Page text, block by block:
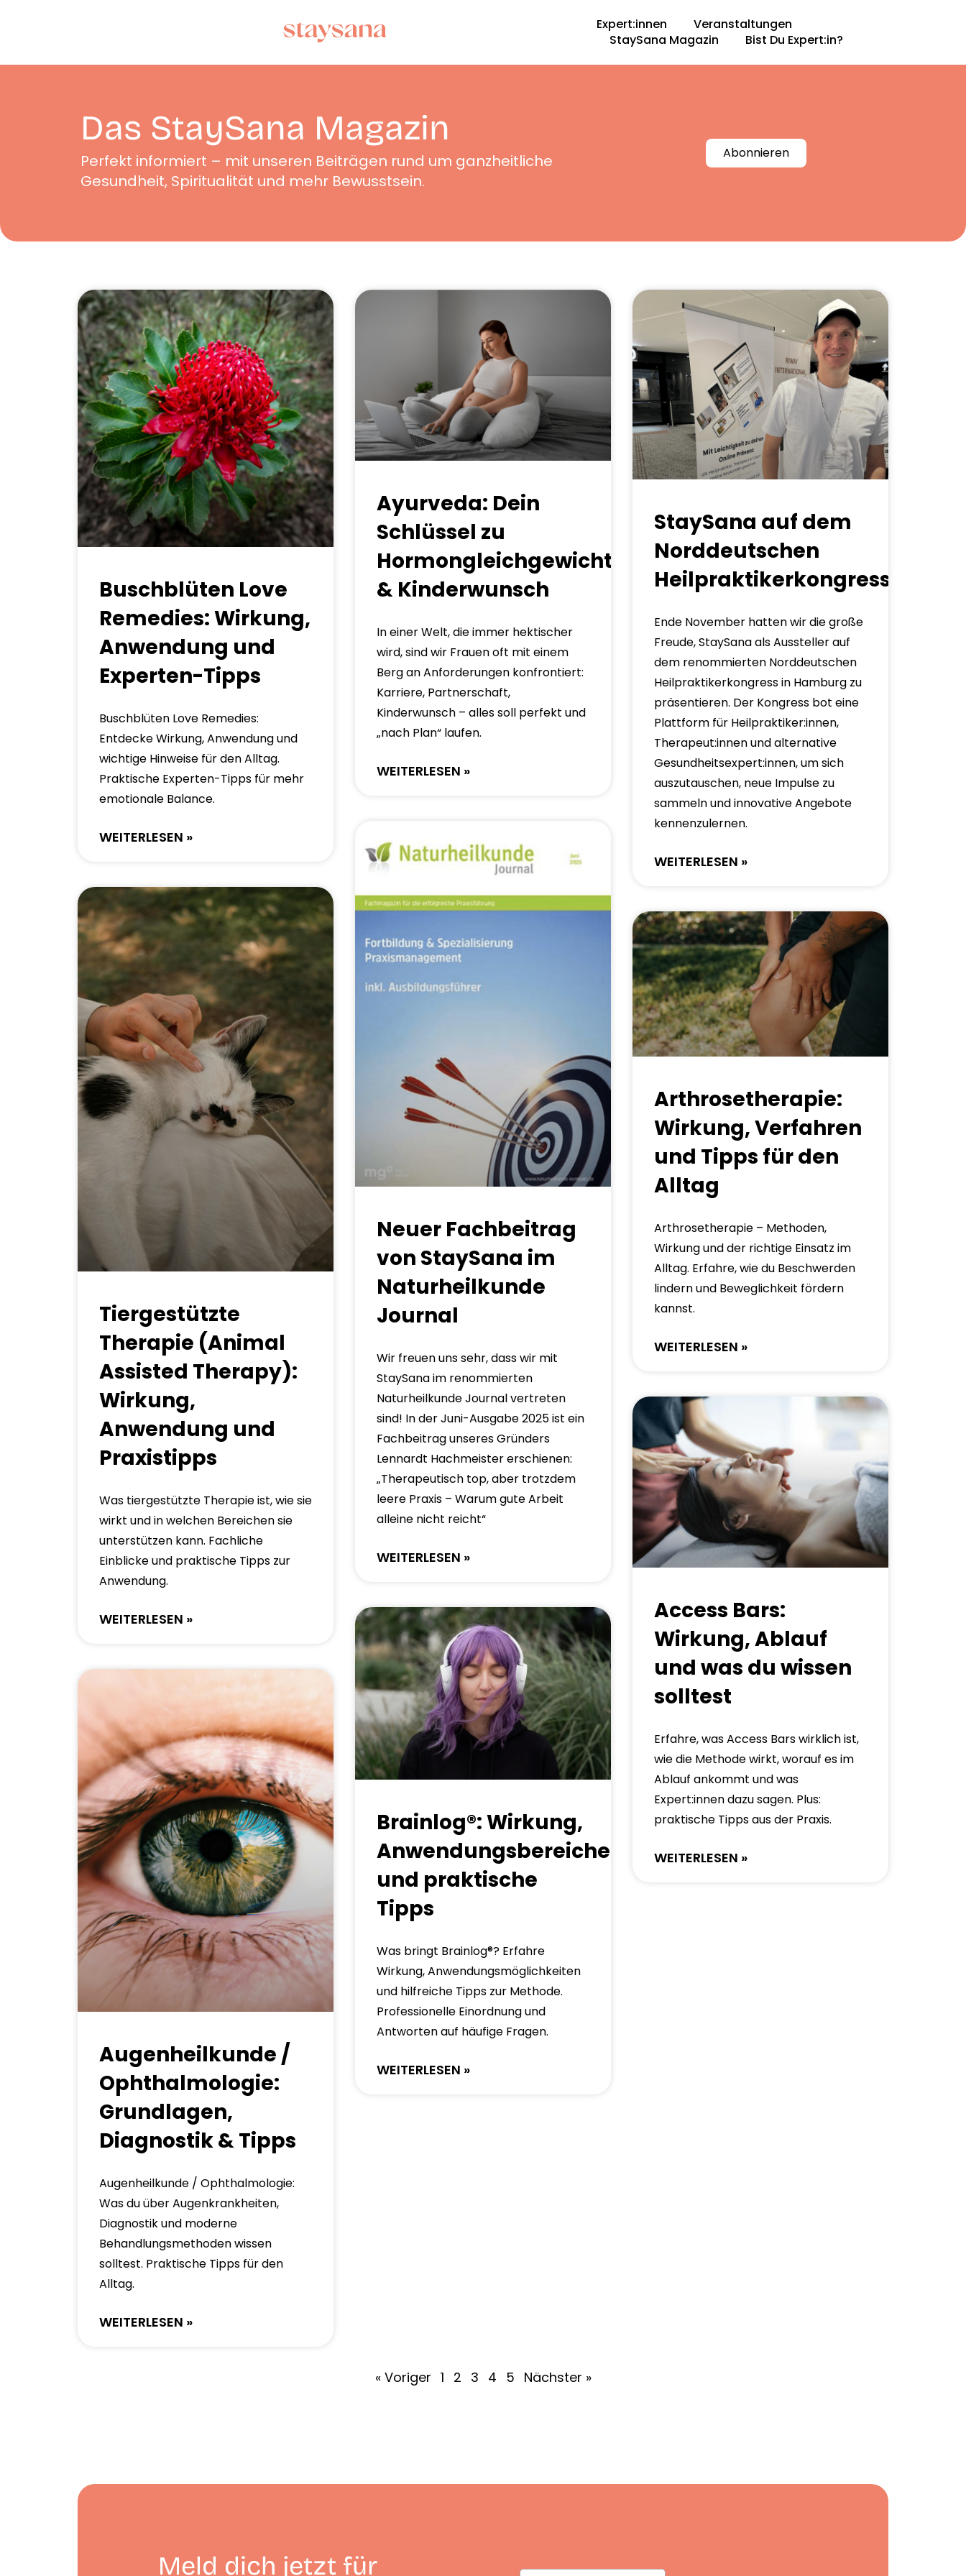
Expert:innen
Veranstaltungen
StaySana Magazin​
Bist Du Expert:in?
Das StaySana Magazin
Perfekt informiert – mit unseren Beiträgen rund um ganzheitliche
Gesundheit, Spiritualität und mehr Bewusstsein.
Abonnieren
Buschblüten Love
Remedies: Wirkung,
Anwendung und
Experten-Tipps
Buschblüten Love Remedies:
Entdecke Wirkung, Anwendung und
wichtige Hinweise für den Alltag.
Praktische Experten-Tipps für mehr
emotionale Balance.
WEITERLESEN »
Ayurveda: Dein
Schlüssel zu
Hormongleichgewicht
& Kinderwunsch
In einer Welt, die immer hektischer
wird, sind wir Frauen oft mit einem
Berg an Anforderungen konfrontiert:
Karriere, Partnerschaft,
Kinderwunsch – alles soll perfekt und
„nach Plan“ laufen.
WEITERLESEN »
StaySana auf dem
Norddeutschen
Heilpraktikerkongress
Ende November hatten wir die große
Freude, StaySana als Aussteller auf
dem renommierten Norddeutschen
Heilpraktikerkongress in Hamburg zu
präsentieren. Der Kongress bot eine
Plattform für Heilpraktiker:innen,
Therapeut:innen und alternative
Gesundheitsexpert:innen, um sich
auszutauschen, neue Impulse zu
sammeln und innovative Angebote
kennenzulernen.
WEITERLESEN »
Tiergestützte
Therapie (Animal
Assisted Therapy):
Wirkung,
Anwendung und
Praxistipps
Was tiergestützte Therapie ist, wie sie
wirkt und in welchen Bereichen sie
unterstützen kann. Fachliche
Einblicke und praktische Tipps zur
Anwendung.
WEITERLESEN »
Neuer Fachbeitrag
von StaySana im
Naturheilkunde
Journal
Wir freuen uns sehr, dass wir mit
StaySana im renommierten
Naturheilkunde Journal vertreten
sind! In der Juni-Ausgabe 2025 ist ein
Fachbeitrag unseres Gründers
Lennardt Hachmeister erschienen:
„Therapeutisch top, aber trotzdem
leere Praxis – Warum gute Arbeit
alleine nicht reicht“
WEITERLESEN »
Arthrosetherapie:
Wirkung, Verfahren
und Tipps für den
Alltag
Arthrosetherapie – Methoden,
Wirkung und der richtige Einsatz im
Alltag. Erfahre, wie du Beschwerden
lindern und Beweglichkeit fördern
kannst.
WEITERLESEN »
Augenheilkunde /
Ophthalmologie:
Grundlagen,
Diagnostik & Tipps
Augenheilkunde / Ophthalmologie:
Was du über Augenkrankheiten,
Diagnostik und moderne
Behandlungsmethoden wissen
solltest. Praktische Tipps für den
Alltag.
WEITERLESEN »
Brainlog®: Wirkung,
Anwendungsbereiche
und praktische
Tipps
Was bringt Brainlog®? Erfahre
Wirkung, Anwendungsmöglichkeiten
und hilfreiche Tipps zur Methode.
Professionelle Einordnung und
Antworten auf häufige Fragen.
WEITERLESEN »
Access Bars:
Wirkung, Ablauf
und was du wissen
solltest
Erfahre, was Access Bars wirklich ist,
wie die Methode wirkt, worauf es im
Ablauf ankommt und was
Expert:innen dazu sagen. Plus:
praktische Tipps aus der Praxis.
WEITERLESEN »
« Voriger 1 2 3 4 5 Nächster »
Meld dich jetzt für